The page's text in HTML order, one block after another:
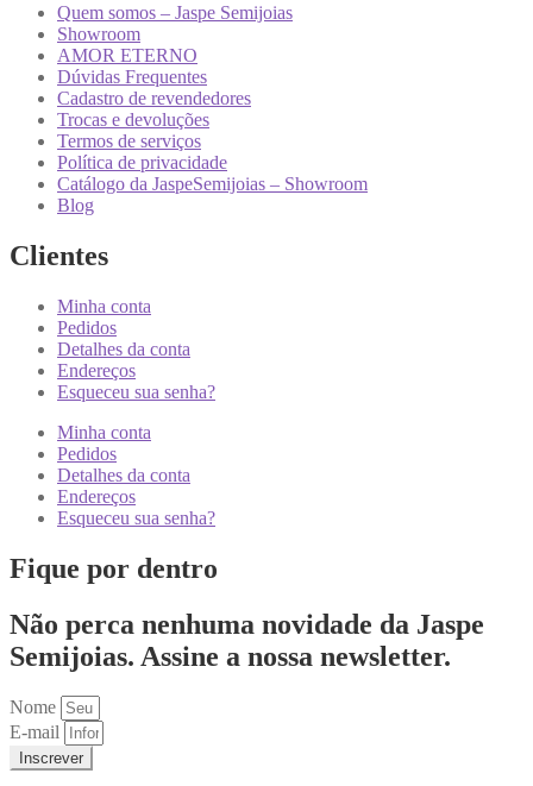
Quem somos – Jaspe Semijoias
Showroom
AMOR ETERNO
Dúvidas Frequentes
Cadastro de revendedores
Trocas e devoluções
Termos de serviços
Política de privacidade
Catálogo da JaspeSemijoias – Showroom
Blog
Clientes
Minha conta
Pedidos
Detalhes da conta
Endereços
Esqueceu sua senha?
Minha conta
Pedidos
Detalhes da conta
Endereços
Esqueceu sua senha?
Fique por dentro
Não perca nenhuma novidade da Jaspe
Semijoias. Assine a nossa newsletter.
Nome
E-mail
Inscrever